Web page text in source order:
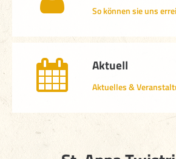
So können sie uns
Aktuell
Aktuelles &